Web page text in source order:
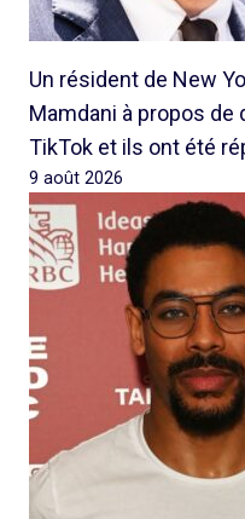
Un résident de New
Mamdani à propos
TikTok et ils ont été
9 août 2026